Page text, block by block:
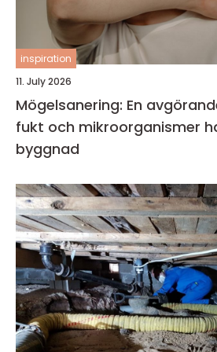
inspiration
11. July 2026
Mögelsanering: En
fukt och mikroorganismer
byggnad